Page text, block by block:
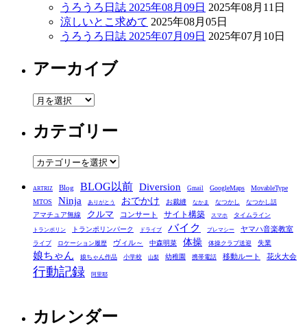
うろうろ日誌 2025年08月09日 2025年08月11日
涼しいとこ求めて 2025年08月05日
うろうろ日誌 2025年07月09日 2025年07月10日
アーカイブ
ア
カ
イ
ブ
カテゴリー
カ
ゴ
リ
ー
ARTRIZ Blog BLOG以前 Diversion Gmail GoogleMaps
MovableType
MTOS
Ninja ありがとう おでかけ お裁縫 なかま なつかし なつかし話
アマチュア無線 クルマ コンサート サイト構築 スマホ タイムライン
トランポリン トランポリンパーク ドライブ バイク プレマシー ヤマハ音楽教室
ライブ ロケーション履歴 ヴィル～ 中森明菜 体操 体操クラブ送迎 失業
娘ちゃん 娘ちゃん作品 小学校 山梨 幼稚園 携帯電話 移動ルート 花火大会
行動記録 阿里耶
カレンダー